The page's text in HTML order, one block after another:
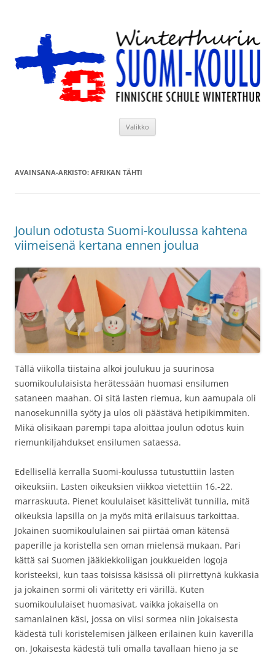
Valikko
AVAINSANA-ARKISTO: AFRIKAN TÄHTI
Joulun odotusta Suomi-koulussa kahtena
viimeisenä kertana ennen joulua
Tällä viikolla tiistaina alkoi joulukuu ja suurinosa
suomikoululaisista herätessään huomasi ensilumen
sataneen maahan. Oi sitä lasten riemua, kun aamupala oli
nanosekunnilla syöty ja ulos oli päästävä hetipikimmiten.
Mikä olisikaan parempi tapa aloittaa joulun odotus kuin
riemunkiljahdukset ensilumen sataessa.
Edellisellä kerralla Suomi-koulussa tutustuttiin lasten
oikeuksiin. Lasten oikeuksien viikkoa vietettiin 16.-22.
marraskuuta. Pienet koululaiset käsittelivät tunnilla, mitä
oikeuksia lapsilla on ja myös mitä erilaisuus tarkoittaa.
Jokainen suomikoululainen sai piirtää oman kätensä
paperille ja koristella sen oman mielensä mukaan. Pari
kättä sai Suomen jääkiekkoliigan joukkueiden logoja
koristeeksi, kun taas toisissa käsissä oli piirrettynä kukkasia
ja jokainen sormi oli väritetty eri värillä. Kuten
suomikoululaiset huomasivat, vaikka jokaisella on
samanlainen käsi, jossa on viisi sormea niin jokaisesta
kädestä tuli koristelemisen jälkeen erilainen kuin kaverilla
on. Jokaisesta kädestä tuli omalla tavallaan hieno ja se